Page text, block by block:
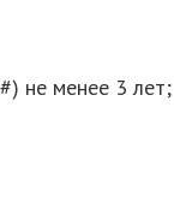
не менее 3 лет;